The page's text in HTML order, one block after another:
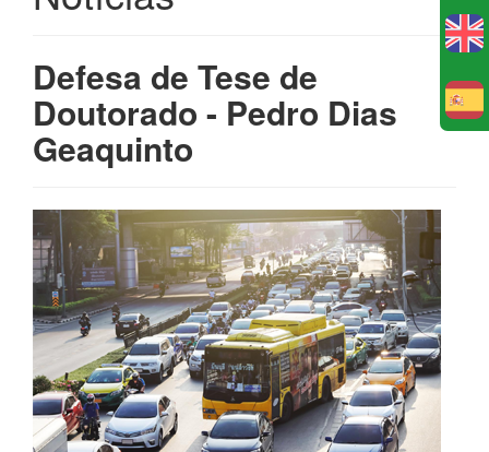
Defesa de Tese de
Doutorado - Pedro Dias
Geaquinto